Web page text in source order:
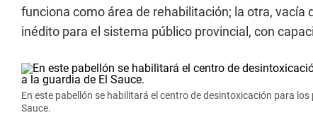
funciona como área de rehabilitación; la otra,
inédito para el sistema público provincial, con
En este pabellón se habilitará el centro de desintoxicación para
Sauce.